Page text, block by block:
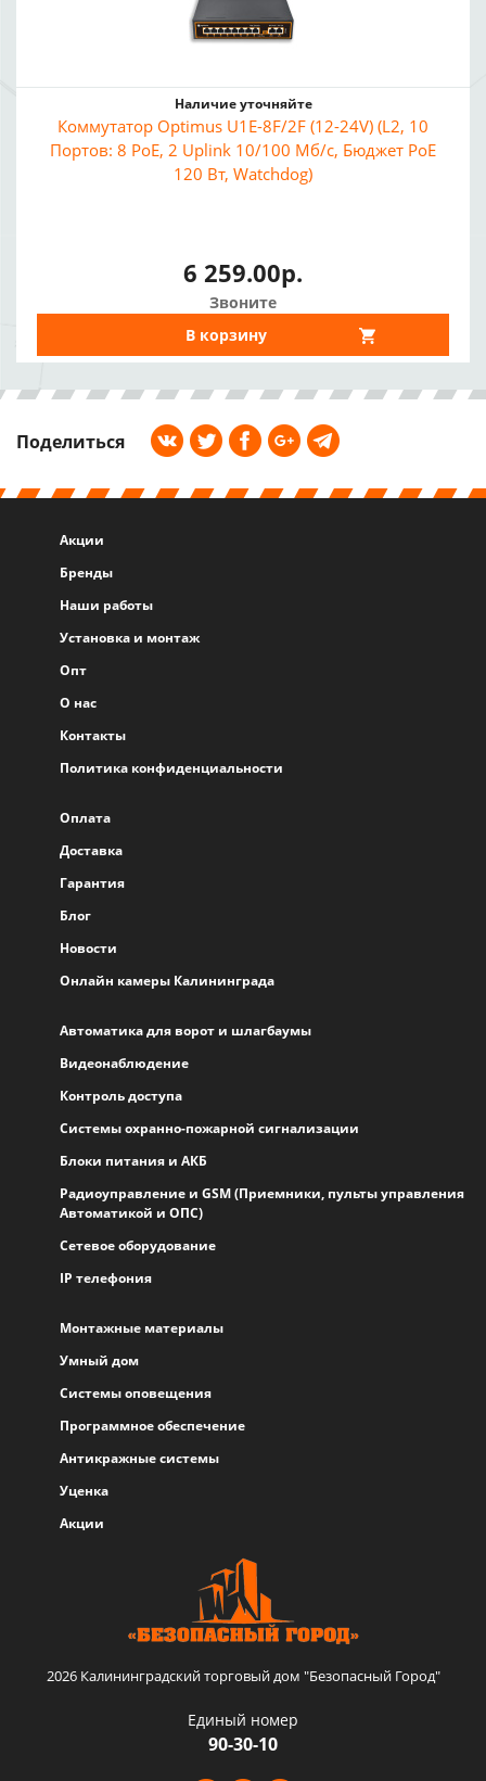
Наличие уточняйте
Коммутатор Optimus U1E-8F/2F (12-24V) (L2, 10
Портов: 8 PoE, 2 Uplink 10/100 Мб/с, Бюджет PoE
120 Вт, Watchdog)
6 259.00р.
Звоните
В корзину
Поделиться
Акции
Бренды
Наши работы
Установка и монтаж
Опт
О нас
Контакты
Политика конфиденциальности
Оплата
Доставка
Гарантия
Блог
Новости
Онлайн камеры Калининграда
Автоматика для ворот и шлагбаумы
Видеонаблюдение
Контроль доступа
Системы охранно-пожарной сигнализации
Блоки питания и АКБ
Радиоуправление и GSM (Приемники, пульты управления
Автоматикой и ОПС)
Сетевое оборудование
IP телефония
Монтажные материалы
Умный дом
Системы оповещения
Программное обеспечение
Антикражные системы
Уценка
Акции
2026 Калининградский торговый дом "Безопасный Город"
Единый номер
90-30-10